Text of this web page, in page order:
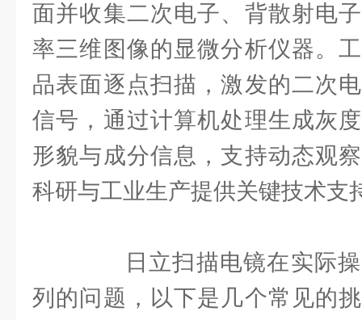
面并收集二次电子、背散射电
率三维图像的显微分析仪器。
品表面逐点扫描，激发的二次
信号，通过计算机处理生成灰
形貌与成分信息，支持动态观
科研与工业生产提供关键技术支
日立扫描电镜在实际操
列的问题，以下是几个常见的